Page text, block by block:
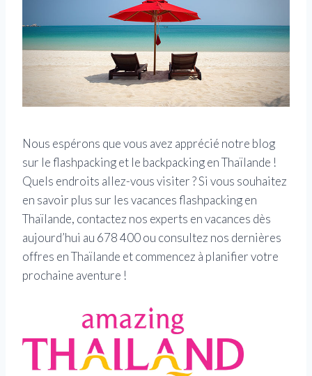
Nous espérons que vous avez apprécié notre blog
sur le flashpacking et le backpacking en Thaïlande !
Quels endroits allez-vous visiter ? Si vous souhaitez
en savoir plus sur les vacances flashpacking en
Thaïlande, contactez nos experts en vacances dès
aujourd’hui au 678 400 ou consultez nos dernières
offres en Thaïlande et commencez à planifier votre
prochaine aventure !